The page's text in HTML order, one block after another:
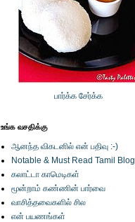
பார்க்க சேர்க்க
உங்க வசதிக்கு
ஆனந்த விகடனில் என் பதிவு :-)
Notable & Must Read Tamil Blog
கலாட்டா காமெடிகள்
மூன்றாம் கண்ணின் பார்வை
வாசித்தவைகளில் சில
என் பயணங்கள்